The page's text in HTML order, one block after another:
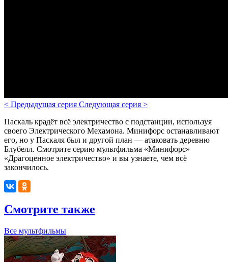
< Предыдущая серия Следующая серия >
Паскаль крадёт всё электричество с подстанции, используя
своего Электрического Мехамона. Минифорс останавливают
его, но у Паскаля был и другой план — атаковать деревню
Блубелл. Смотрите серию мультфильма «Минифорс»
«Драгоценное электричество» и вы узнаете, чем всё
закончилось.
Смотрите также
Все мультфильмы